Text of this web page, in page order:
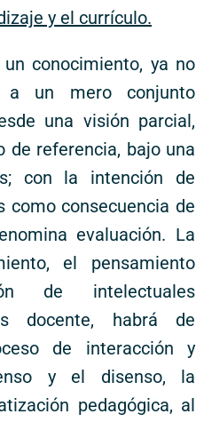
y el currículo.
conocimiento, ya no
a un mero conjunto
una visión parcial,
de referencia, bajo una
con la intención de
como consecuencia de
evaluación. La
el pensamiento
de intelectuales
docente, habrá de
de interacción y
y el disenso, la
pedagógica, al